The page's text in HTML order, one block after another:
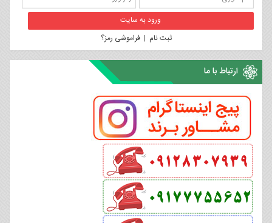
ثبت نام |فراموشی رمز؟
ارتباط با ما